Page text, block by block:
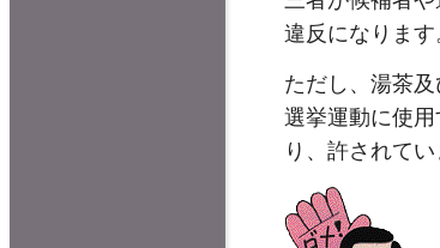
違反になります
ただし、湯茶
選挙運動に使
り、許されてい